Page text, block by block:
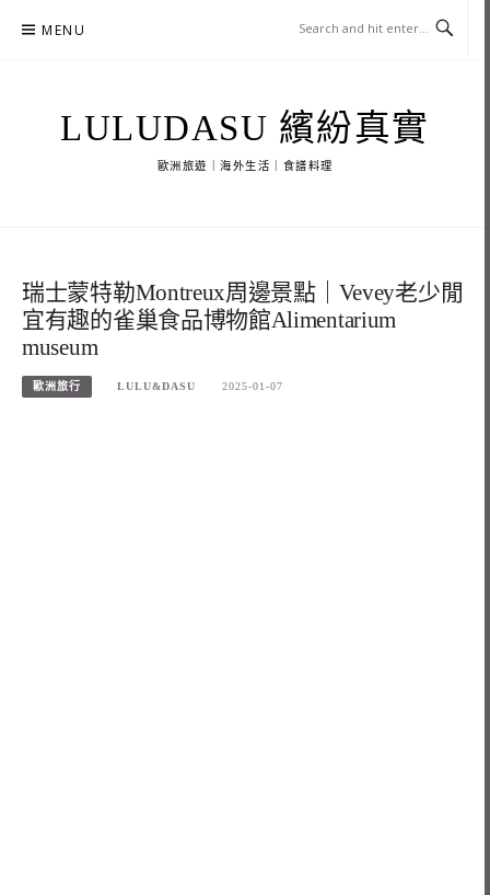
MENU
LULUDASU 繽紛真實
歐洲旅遊｜海外生活｜食譜料理
瑞士蒙特勒Montreux周邊景點｜Vevey老少閒
宜有趣的雀巢食品博物館Alimentarium
museum
歐洲旅行 LULU&DASU 2025-01-07